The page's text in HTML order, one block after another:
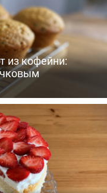
из кофейни: